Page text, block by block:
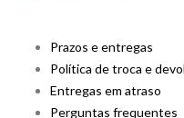
Prazos e entregas
Política de troca e
Entregas em atraso
Perguntas frequentes